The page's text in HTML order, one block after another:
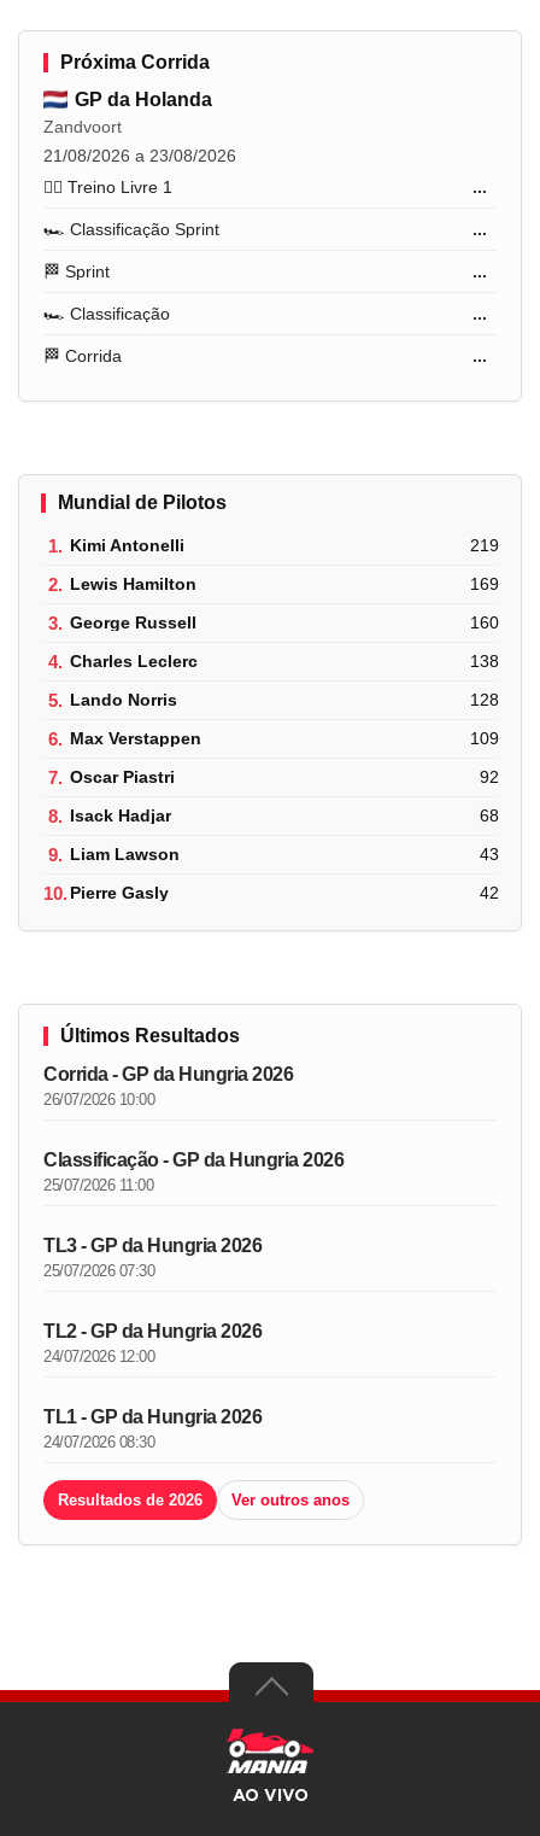
Próxima Corrida
GP da Holanda
Zandvoort
21/08/2026 a 23/08/2026
🏋️‍♂️ Treino Livre 1
...
🏎️ Classificação Sprint ...
🏁 Sprint ...
🏎️ Classificação ...
🏁 Corrida ...
Mundial de Pilotos
1. Kimi Antonelli 219
2. Lewis Hamilton 169
3. George Russell 160
4. Charles Leclerc 138
5. Lando Norris 128
6. Max Verstappen 109
7. Oscar Piastri 92
8. Isack Hadjar 68
9. Liam Lawson 43
10.Pierre Gasly 42
Últimos Resultados
Corrida - GP da Hungria 2026
26/07/2026 10:00
Classificação - GP da Hungria 2026
25/07/2026 11:00
TL3 - GP da Hungria 2026
25/07/2026 07:30
TL2 - GP da Hungria 2026
24/07/2026 12:00
TL1 - GP da Hungria 2026
24/07/2026 08:30
Resultados de 2026 Ver outros anos
AO VIVO